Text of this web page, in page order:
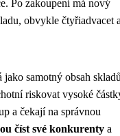
Po zakoupení má nový
obvykle čtyřiadvacet
jako samotný obsah
riskovat vysoké
a čekají na správnou
číst své konkurenty a